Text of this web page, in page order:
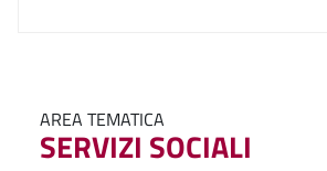
AREA TEMATICA
SERVIZI SOCIALI